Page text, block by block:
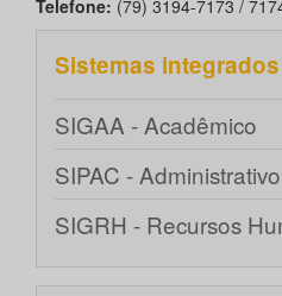
Telefone: (79) 3194-7173 /
Sistemas integrados
SIGAA - Acadêmico
SIPAC - Administrativo
SIGRH - Recursos